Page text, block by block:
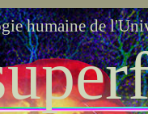
humaine de